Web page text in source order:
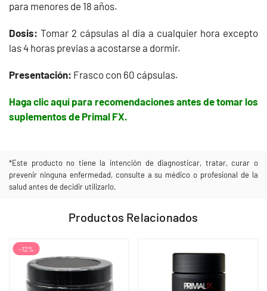
para menores de 18 años.
Dosis: Tomar 2 cápsulas al día a cualquier hora excepto
las 4 horas previas a acostarse a dormir.
Presentación: Frasco con 60 cápsulas.
Haga clic aquí para recomendaciones antes de tomar los
suplementos de Primal FX.
*Este producto no tiene la intención de diagnosticar, tratar, curar o
prevenir ninguna enfermedad, consulte a su médico o profesional de la
salud antes de decidir utilizarlo.
Productos Relacionados
-12%